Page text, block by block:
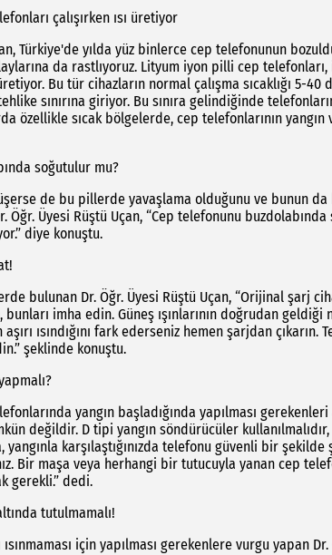
çalışırken ısı üretiyor
Türkiye'de yılda yüz binlerce cep telefonunun
da rastlıyoruz. Lityum iyon pilli cep
Bu tür cihazların normal çalışma sıcaklığı 5-40
sınırına giriyor. Bu sınıra gelindiğinde
özellikle sıcak bölgelerde, cep telefonlarının yangın
soğutulur mu?
de bu pillerde yavaşlama olduğunu ve bunun
Öğr. Üyesi Rüştü Uçan, “Cep telefonunu
diye konuştu.
bulunan Dr. Öğr. Üyesi Rüştü Uçan, “Orijinal şarj
bunları imha edin. Güneş ışınlarının doğrudan
ısındığını fark ederseniz hemen şarjdan
şeklinde konuştu.
yangın başladığında yapılması
değildir. D tipi yangın söndürücüler
yangınla karşılaştığınızda telefonu güvenli bir
Bir maşa veya herhangi bir tutucuyla yanan cep
gerekli.” dedi.
tutulmamalı!
ısınmaması için yapılması gerekenlere vurgu yapan